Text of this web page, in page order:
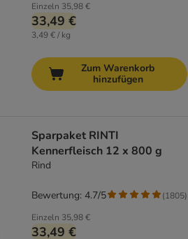
Einzeln 35,98 €
33,49 €
3,49 € / kg
Zum Warenkorb
hinzufügen
Sparpaket RINTI
Kennerfleisch 12 x 800 g
Rind
Einzeln 35,98 €
33,49 €
Bewertung: 4.7/5 (1805)